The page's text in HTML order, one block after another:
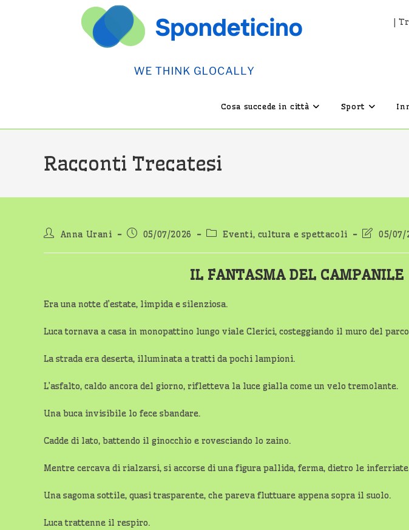
|
Cosa succede in città Sport
Racconti Trecatesi
AutoreAnna Urani
Articolo
05/07/2026
Categoria
Eventi, cultura e spettacoli
Ultima
05/07/
IL FANTASMA DEL CAMPANILE
Era una notte d’estate, limpida e silenziosa.
Luca tornava a casa in monopattino lungo viale Clerici, costeggiando il muro del parco
La strada era deserta, illuminata a tratti da pochi lampioni.
L’asfalto, caldo ancora del giorno, rifletteva la luce gialla come un velo tremolante.
Una buca invisibile lo fece sbandare.
Cadde di lato, battendo il ginocchio e rovesciando lo zaino.
Mentre cercava di rialzarsi, si accorse di una figura pallida, ferma, dietro le
Una sagoma sottile, quasi trasparente, che pareva fluttuare appena sopra il suolo.
Luca trattenne il respiro.